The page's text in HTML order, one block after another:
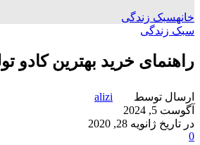
خانهسبک زندگی
سبک زندگی
راهنمای خرید بهترین کادو
ارسال توسط
alizi
آگوست 5, 2024
در تاریخ ژانویه 28, 2020
0